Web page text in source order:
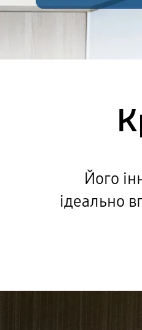
Його
ідеально